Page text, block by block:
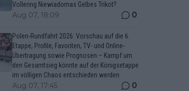
Vollering Niewiadomas Gelbes Trikot?
Aug 07, 18:09 0
Polen-Rundfahrt 2026: Vorschau auf die 6.
Etappe, Profile, Favoriten, TV- und Online-
Übertragung sowie Prognosen – Kampf um
den Gesamtsieg könnte auf der Königsetappe
im völligen Chaos entschieden werden
Aug 07, 17:45 0